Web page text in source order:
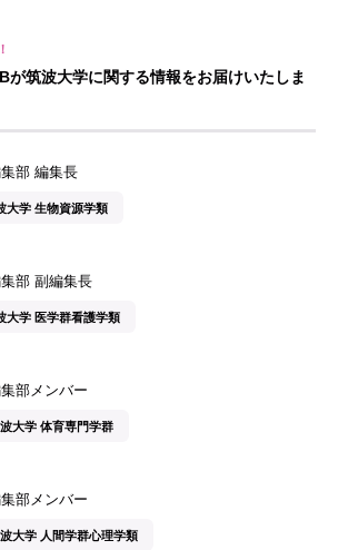
が筑波大学に関する情報をお届けいたしま
部 編集長
大学 生物資源学類
部 副編集長
大学 医学群看護学類
部メンバー
大学 体育専門学群
部メンバー
大学 人間学群心理学類